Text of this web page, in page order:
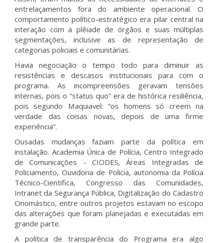
entrelaçamentos fora do ambiente operacional. O
comportamento político-estratégico era pilar central na
interação com a plêiade de órgãos e suas múltiplas
segmentações, inclusive as de representação de
categorias policiais e comunitárias.
Havia negociação o tempo todo para diminuir as
resistências e descasos institucionais para com o
programa. As incompreensões geravam tensões
internas, pois o “status quo” era de histórica resiliência,
pois segundo Maquiavel: “os homens só creem na
verdade das coisas novas, depois de uma firme
experiência”.
Ousadas mudanças faziam parte da política em
instalação. Academia Única de Polícia, Centro Integrado
de Comunicações - CIODES, Áreas Integradas de
Policiamento, Ouvidoria de Polícia, autonomia da Polícia
Técnico-Cientifica, Congresso das Comunidades,
Intranet da Segurança Pública, Digitalização do Cadastro
Onomástico, entre outros projetos estavam no escopo
das alterações que foram planejadas e executadas em
grande parte.
A política de transparência do Programa era algo